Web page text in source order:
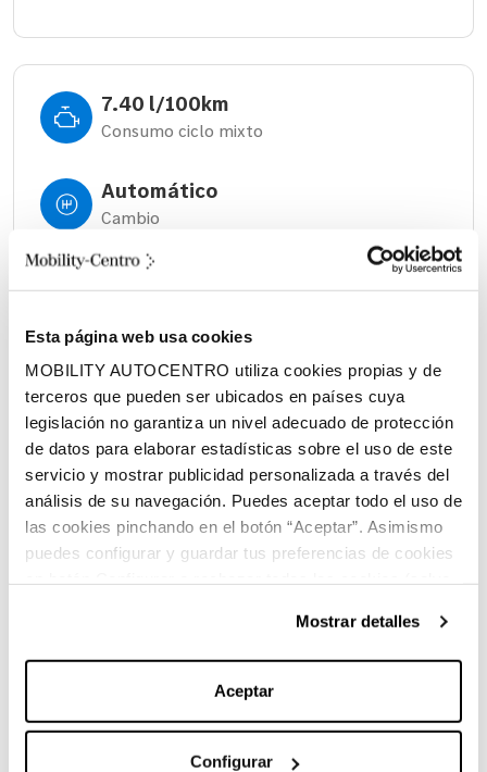
Esta página web usa cookies
MOBILITY AUTOCENTRO utiliza cookies propias y de
terceros que pueden ser ubicados en países cuya
legislación no garantiza un nivel adecuado de protección
de datos para elaborar estadísticas sobre el uso de este
servicio y mostrar publicidad personalizada a través del
análisis de su navegación. Puedes aceptar todo el uso de
las cookies pinchando en el botón “Aceptar”. Asimismo
puedes configurar y guardar tus preferencias de cookies
información sobre el uso de cookies y sus derechos vea
nuestraPolítica de Cookies.
Mostrar detalles
Aceptar
Configurar
7.40 l/100km
Consumo ciclo mixto
Automático
Cambio
1030 litros
Diésel
Combustible
Características principales: